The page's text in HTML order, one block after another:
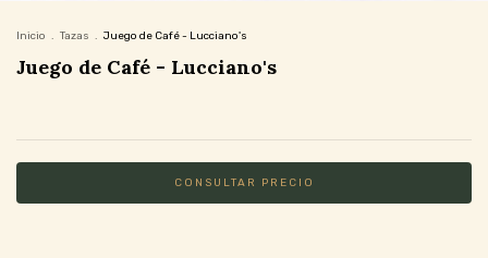
Inicio . Tazas . Juego de Café - Lucciano's
Juego de Café - Lucciano's